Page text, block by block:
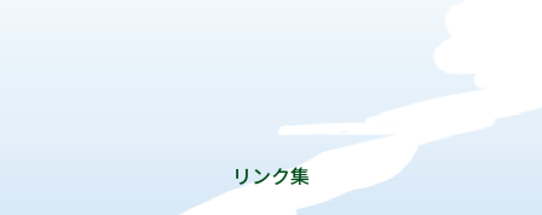
リンク集